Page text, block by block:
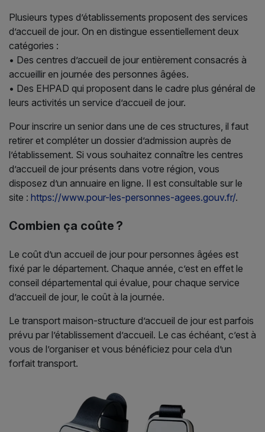
Plusieurs types d’établissements proposent des services
d’accueil de jour. On en distingue essentiellement deux
catégories :
• Des centres d’accueil de jour entièrement consacrés à
accueillir en journée des personnes âgées.
• Des EHPAD qui proposent dans le cadre plus général de
leurs activités un service d’accueil de jour.
Pour inscrire un senior dans une de ces structures, il faut
retirer et compléter un dossier d’admission auprès de
l’établissement. Si vous souhaitez connaître les centres
d’accueil de jour présents dans votre région, vous
disposez d’un annuaire en ligne. Il est consultable sur le
site : https://www.pour-les-personnes-agees.gouv.fr/.
Combien ça coûte ?
Le coût d’un accueil de jour pour personnes âgées est
fixé par le département. Chaque année, c’est en effet le
conseil départemental qui évalue, pour chaque service
d’accueil de jour, le coût à la journée.
Le transport maison-structure d’accueil de jour est parfois
prévu par l’établissement d’accueil. Le cas échéant, c’est à
vous de l’organiser et vous bénéficiez pour cela d’un
forfait transport.